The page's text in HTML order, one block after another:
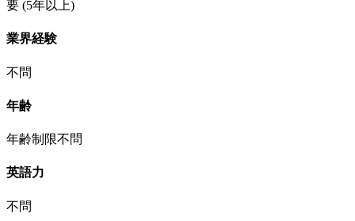
要 (5年以上)
業界経験
不問
年齢
年齢制限不問
英語力
不問